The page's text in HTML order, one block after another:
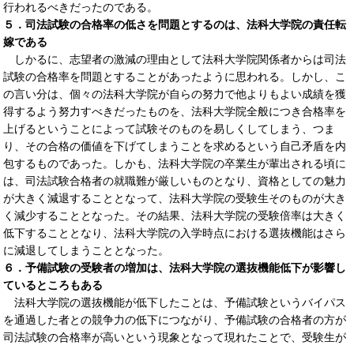
行われるべきだったのである。
５．司法試験の合格率の低さを問題とするのは、法科大学院の責任転
嫁である
しかるに、志望者の激減の理由として法科大学院関係者からは司法
試験の合格率を問題とすることがあったように思われる。しかし、こ
の言い分は、個々の法科大学院が自らの努力で他よりもよい成績を獲
得するよう努力すべきだったものを、法科大学院全般につき合格率を
上げるということによって試験そのものを易しくしてしまう、つま
り、その合格の価値を下げてしまうことを求めるという自己矛盾を内
包するものであった。しかも、法科大学院の卒業生が輩出される頃に
は、司法試験合格者の就職難が厳しいものとなり、資格としての魅力
が大きく減退することとなって、法科大学院の受験生そのものが大き
く減少することとなった。その結果、法科大学院の受験倍率は大きく
低下することとなり、法科大学院の入学時点における選抜機能はさら
に減退してしまうこととなった。
６．予備試験の受験者の増加は、法科大学院の選抜機能低下が影響し
ているところもある
法科大学院の選抜機能が低下したことは、予備試験というバイパス
を通過した者との競争力の低下につながり、予備試験の合格者の方が
司法試験の合格率が高いという現象となって現れたことで、受験生が